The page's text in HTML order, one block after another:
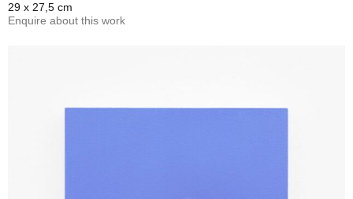
29 x 27,5 cm
Enquire about this work